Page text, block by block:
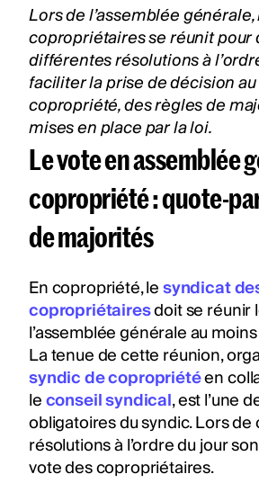
Lors de l’assemblée
copropriétaires se réunit pour
différentes résolutions à
faciliter la prise de décision
copropriété, des règles de
mises en place par la loi.
Le vote en assemblée
copropriété : quote-
de majorités
En copropriété, lesyndicat
copropriétairesdoit se réunir
l’assemblée générale au
La tenue de cette réunion,
syndic de copropriétéen
leconseil syndical, est l’une
obligatoires du syndic. Lors de
résolutions à l’ordre du jour
vote des copropriétaires.